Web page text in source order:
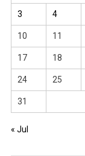
3 4
10 11
17 18
24 25
31
« Jul